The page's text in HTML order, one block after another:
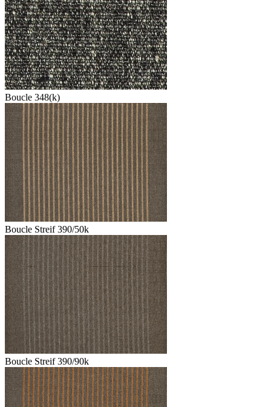
Boucle 348(k)
Boucle Streif 390/50k
Boucle Streif 390/90k